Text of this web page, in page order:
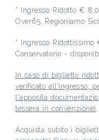
* Ingresso Ridotto €
Over65, Regioniamo
* Ingresso Ridottissimo
Conservatorio -
In caso di biglietto
verificato all'ingresso,
l'apposita
tessera in convenzione)
Acquista subito i